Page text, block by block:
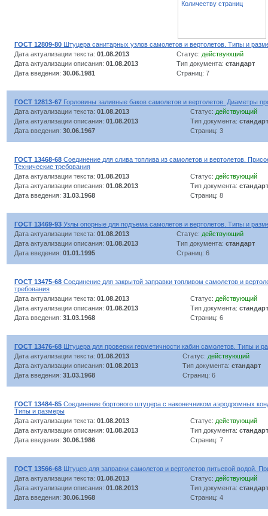
Количеству страниц
ГОСТ 12809-80 Штуцера санитарных узлов самолетов и вертолетов. Типы и
Дата актуализации текста: 01.08.2013 Статус: действующий
Дата актуализации описания: 01.08.2013 Тип документа: стандарт
Дата введения: 30.06.1981 Страниц: 7
ГОСТ 12813-67 Горловины заливные баков самолетов и вертолетов. Диаметры
Дата актуализации текста: 01.08.2013 Статус: действующий
Дата актуализации описания: 01.08.2013 Тип документа: стандарт
Дата введения: 30.06.1967 Страниц: 3
ГОСТ 13468-68 Соединение для слива топлива из самолетов и вертолетов.
Технические требования
Дата актуализации текста: 01.08.2013 Статус: действующий
Дата актуализации описания: 01.08.2013 Тип документа: стандарт
Дата введения: 31.03.1968 Страниц: 8
ГОСТ 13469-93 Узлы опорные для подъема самолетов и вертолетов. Типы и
Дата актуализации текста: 01.08.2013 Статус: действующий
Дата актуализации описания: 01.08.2013 Тип документа: стандарт
Дата введения: 01.01.1995 Страниц: 6
ГОСТ 13475-68 Соединение для закрытой заправки топливом самолетов и
требования
Дата актуализации текста: 01.08.2013 Статус: действующий
Дата актуализации описания: 01.08.2013 Тип документа: стандарт
Дата введения: 31.03.1968 Страниц: 6
ГОСТ 13476-68 Штуцера для проверки герметичности кабин самолетов. Типы и
Дата актуализации текста: 01.08.2013 Статус: действующий
Дата актуализации описания: 01.08.2013 Тип документа: стандарт
Дата введения: 31.03.1968 Страниц: 6
ГОСТ 13484-85 Соединение бортового штуцера с наконечником аэродромных
Типы и размеры
Дата актуализации текста: 01.08.2013 Статус: действующий
Дата актуализации описания: 01.08.2013 Тип документа: стандарт
Дата введения: 30.06.1986 Страниц: 7
ГОСТ 13566-68 Штуцер для заправки самолетов и вертолетов питьевой водой.
Дата актуализации текста: 01.08.2013 Статус: действующий
Дата актуализации описания: 01.08.2013 Тип документа: стандарт
Дата введения: 30.06.1968 Страниц: 4